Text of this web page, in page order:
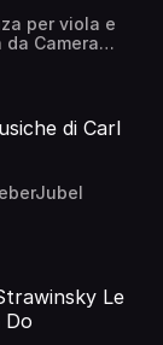
per viola e
Camera
per
III.
Estrada,
di Carl
für
Allegro 02.-
04.- Finale:
Le
Do